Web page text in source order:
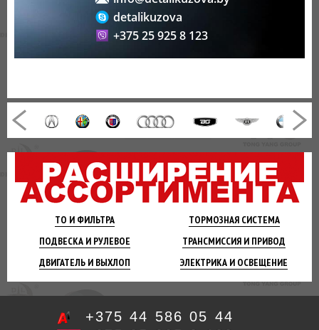
ТО И ФИЛЬТРА ТОРМОЗНАЯСИСТЕМА
ПОДВЕСКА И РУЛЕВОЕ ТРАНСМИССИЯ И ПРИВОД
ДВИГАТЕЛЬ И ВЫХЛОП ЭЛЕКТРИКА И ОСВЕЩЕНИЕ
detalikuzova
+375 25 925 8 123
+375 44 586 05 44